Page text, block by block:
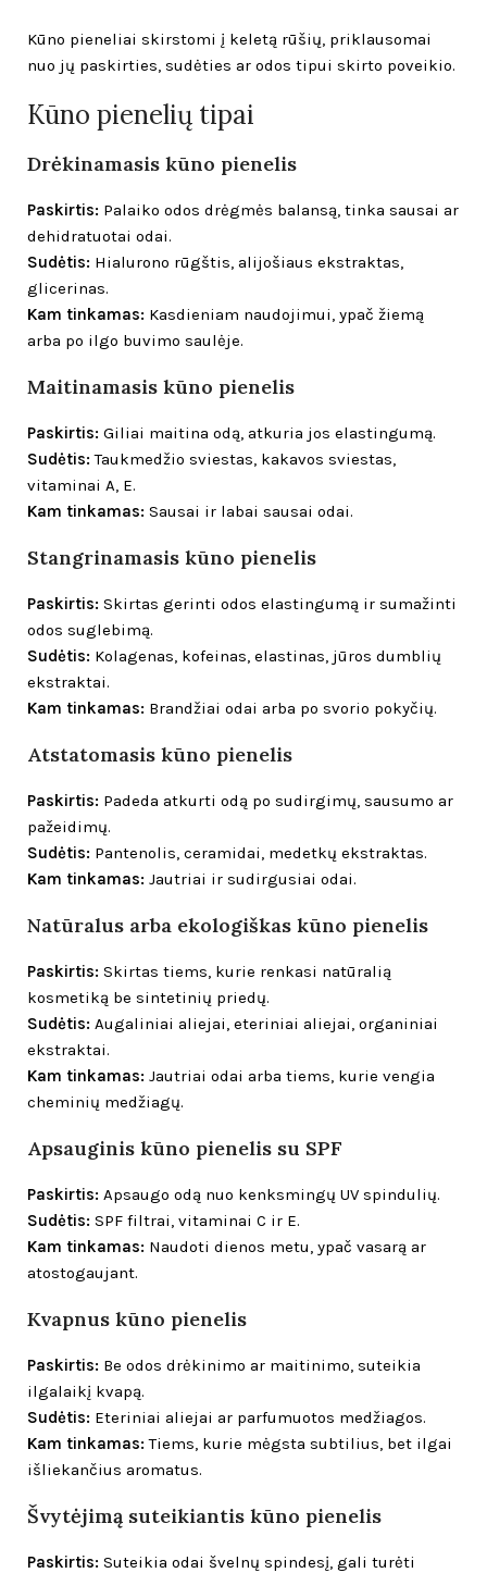
Kūno pieneliai skirstomi į keletą rūšių, priklausomai
nuo jų paskirties, sudėties ar odos tipui skirto poveikio.
Kūno pienelių tipai
Drėkinamasis kūno pienelis
Paskirtis: Palaiko odos drėgmės balansą, tinka sausai ar
dehidratuotai odai.
Sudėtis: Hialurono rūgštis, alijošiaus ekstraktas,
glicerinas.
Kam tinkamas: Kasdieniam naudojimui, ypač žiemą
arba po ilgo buvimo saulėje.
Maitinamasis kūno pienelis
Paskirtis: Giliai maitina odą, atkuria jos elastingumą.
Sudėtis: Taukmedžio sviestas, kakavos sviestas,
vitaminai A, E.
Kam tinkamas: Sausai ir labai sausai odai.
Stangrinamasis kūno pienelis
Paskirtis: Skirtas gerinti odos elastingumą ir sumažinti
odos suglebimą.
Sudėtis: Kolagenas, kofeinas, elastinas, jūros dumblių
ekstraktai.
Kam tinkamas: Brandžiai odai arba po svorio pokyčių.
Atstatomasis kūno pienelis
Paskirtis: Padeda atkurti odą po sudirgimų, sausumo ar
pažeidimų.
Sudėtis: Pantenolis, ceramidai, medetkų ekstraktas.
Kam tinkamas: Jautriai ir sudirgusiai odai.
Natūralus arba ekologiškas kūno pienelis
Paskirtis: Skirtas tiems, kurie renkasi natūralią
kosmetiką be sintetinių priedų.
Sudėtis: Augaliniai aliejai, eteriniai aliejai, organiniai
ekstraktai.
Kam tinkamas: Jautriai odai arba tiems, kurie vengia
cheminių medžiagų.
Apsauginis kūno pienelis su SPF
Paskirtis: Apsaugo odą nuo kenksmingų UV spindulių.
Sudėtis: SPF filtrai, vitaminai C ir E.
Kam tinkamas: Naudoti dienos metu, ypač vasarą ar
atostogaujant.
Kvapnus kūno pienelis
Paskirtis: Be odos drėkinimo ar maitinimo, suteikia
ilgalaikį kvapą.
Sudėtis: Eteriniai aliejai ar parfumuotos medžiagos.
Kam tinkamas: Tiems, kurie mėgsta subtilius, bet ilgai
išliekančius aromatus.
Švytėjimą suteikiantis kūno pienelis
Paskirtis: Suteikia odai švelnų spindesį, gali turėti